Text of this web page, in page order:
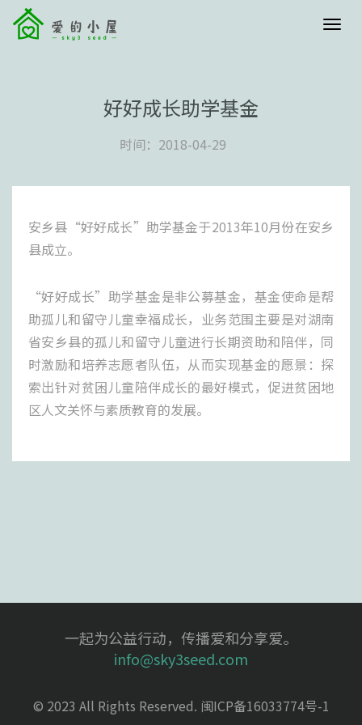
menu
好好成长助学基金
时间：2018-04-29
安乡县“好好成长”助学基金于2013年10月份在安乡
县成立。
“好好成长”助学基金是非公募基金，基金使命是帮
助孤儿和留守儿童幸福成长，业务范围主要是对湖南
省安乡县的孤儿和留守儿童进行长期资助和陪伴，同
时激励和培养志愿者队伍，从而实现基金的愿景：探
索出针对贫困儿童陪伴成长的最好模式，促进贫困地
区人文关怀与素质教育的发展。
一起为公益行动，传播爱和分享爱。
info@sky3seed.com
© 2023 All Rights Reserved. 闽ICP备16033774号-1